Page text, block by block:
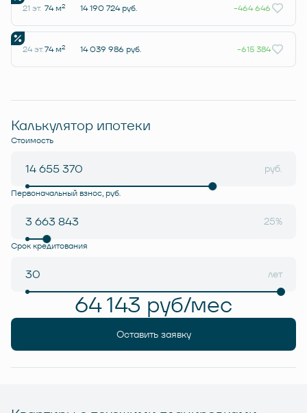
21 эт. 74 м2 14 190 724 руб. -464 646
24 эт.74 м2 14 039 986 руб. -615 384
Калькулятор ипотеки
Стоимость
руб.
Первоначальный взнос, руб.
25%
Срок кредитования
лет
64 143 руб/мес
Оставить заявку